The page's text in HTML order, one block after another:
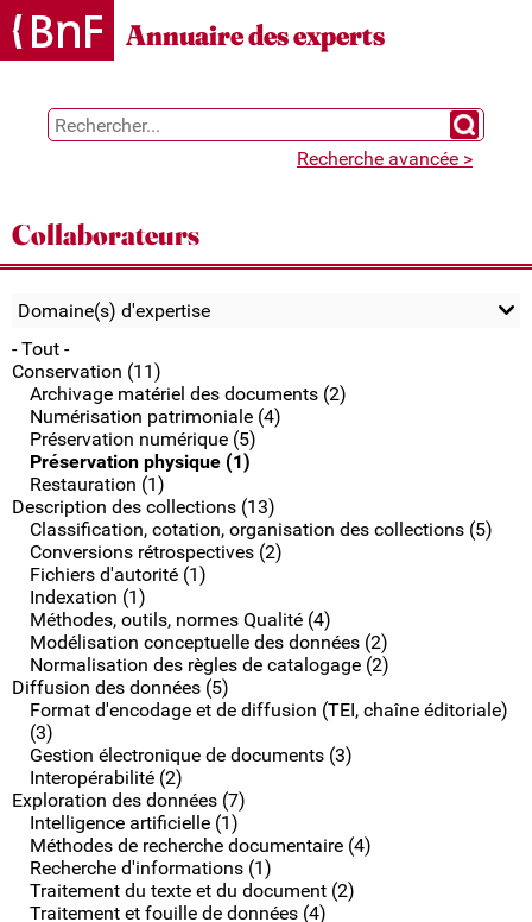
Gestion des cookies
Annuaire des experts
Chercher
Recherche avancée >
Collaborateurs
Domaine(s) d'expertise
- Tout -
Conservation (11)
Archivage matériel des documents (2)
Numérisation patrimoniale (4)
Préservation numérique (5)
Préservation physique (1)
Restauration (1)
Description des collections (13)
Classification, cotation, organisation des collections (5)
Conversions rétrospectives (2)
Fichiers d'autorité (1)
Indexation (1)
Méthodes, outils, normes Qualité (4)
Modélisation conceptuelle des données (2)
Normalisation des règles de catalogage (2)
Diffusion des données (5)
Format d'encodage et de diffusion (TEI, chaîne éditoriale)
(3)
Gestion électronique de documents (3)
Interopérabilité (2)
Exploration des données (7)
Intelligence artificielle (1)
Méthodes de recherche documentaire (4)
Recherche d'informations (1)
Traitement du texte et du document (2)
Traitement et fouille de données (4)